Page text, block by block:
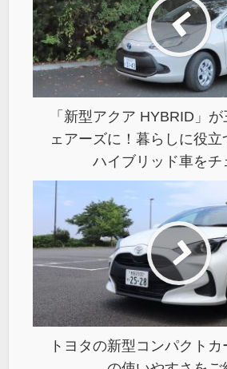
「新型アクア HYBRID」
ェアーズに！暮らしに役立
ハイブリッド車をチ
トヨタの新型コンパクトカ